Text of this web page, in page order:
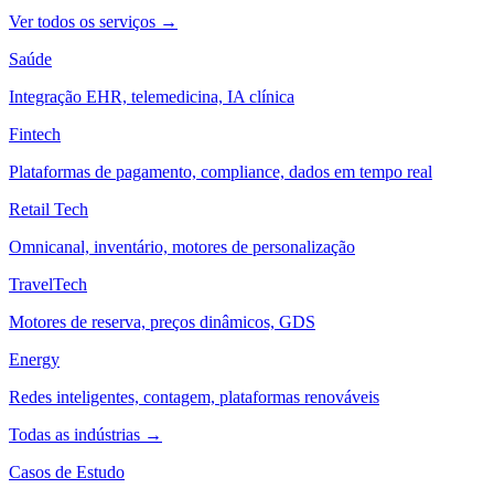
Ver todos os serviços →
Saúde
Integração EHR, telemedicina, IA clínica
Fintech
Plataformas de pagamento, compliance, dados em tempo real
Retail Tech
Omnicanal, inventário, motores de personalização
TravelTech
Motores de reserva, preços dinâmicos, GDS
Energy
Redes inteligentes, contagem, plataformas renováveis
Todas as indústrias →
Casos de Estudo